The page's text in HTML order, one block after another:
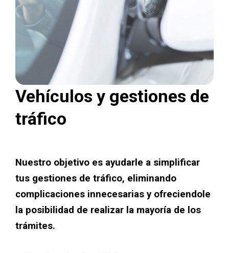
Vehículos y gestiones de
tráfico
Nuestro objetivo es ayudarle a simplificar
tus gestiones de tráfico, eliminando
complicaciones innecesarias y ofreciendole
la posibilidad de realizar la mayoría de los
trámites.